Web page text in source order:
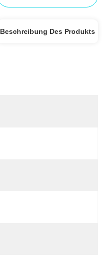
Beschreibung Des Produkts